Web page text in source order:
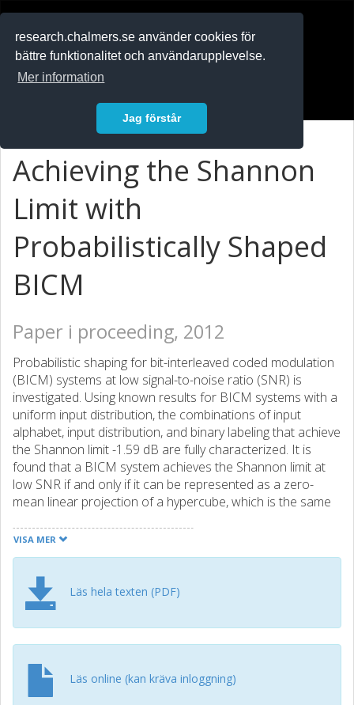
research.chalmers.se använder cookies för
bättre funktionalitet och användarupplevelse.
Mer information
Jag förstår
Achieving the Shannon
Limit with
Probabilistically Shaped
BICM
Paper i proceeding, 2012
Probabilistic shaping for bit-interleaved coded modulation
(BICM) systems at low signal-to-noise ratio (SNR) is
investigated. Using known results for BICM systems with a
uniform input distribution, the combinations of input
alphabet, input distribution, and binary labeling that achieve
the Shannon limit -1.59 dB are fully characterized. It is
found that a BICM system achieves the Shannon limit at
low SNR if and only if it can be represented as a zero-
mean linear projection of a hypercube, which is the same
probabilistic shaping offers no extra degrees of freedom
to optimize the low-SNR mutual information of BICM
shaping.
VISA MER
Läs hela texten (PDF)
Läs online (kan kräva inloggning)